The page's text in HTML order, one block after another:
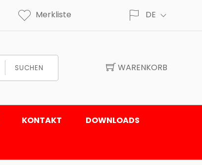
Merkliste DE
SUCHEN WARENKORB
KONTAKT DOWNLOADS